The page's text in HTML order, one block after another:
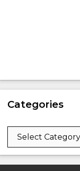
Categories
Categories